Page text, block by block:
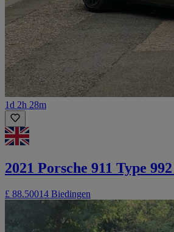
1d 2h 28m
2021 Porsche 911 Type
£ 88.50014 Biedingen